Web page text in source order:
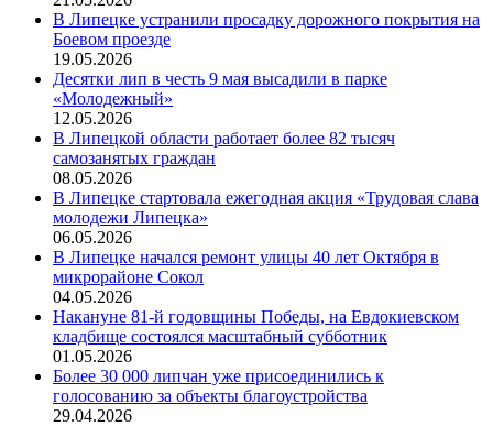
В Липецке устранили просадку дорожного покрытия на
Боевом проезде
19.05.2026
Десятки лип в честь 9 мая высадили в парке
«Молодежный»
12.05.2026
В Липецкой области работает более 82 тысяч
самозанятых граждан
08.05.2026
В Липецке стартовала ежегодная акция «Трудовая слава
молодежи Липецка»
06.05.2026
В Липецке начался ремонт улицы 40 лет Октября в
микрорайоне Сокол
04.05.2026
Накануне 81-й годовщины Победы, на Евдокиевском
кладбище состоялся масштабный субботник
01.05.2026
Более 30 000 липчан уже присоединились к
голосованию за объекты благоустройства
29.04.2026